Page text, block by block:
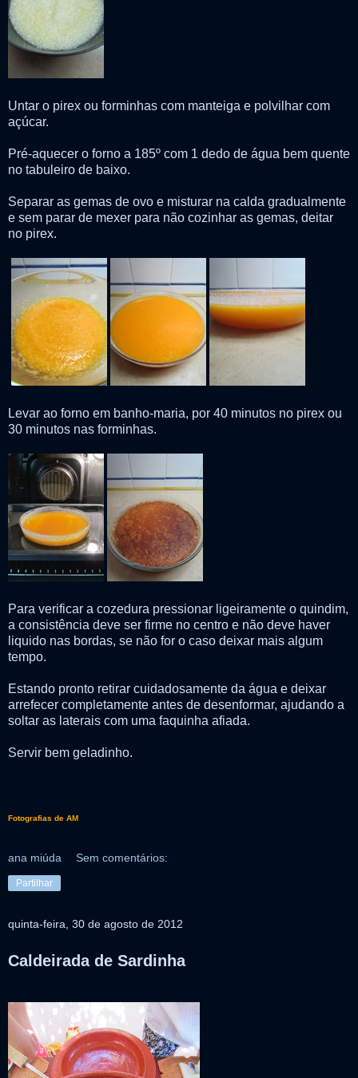
Untar o pirex ou forminhas com manteiga e polvilhar com
açúcar.
Pré-aquecer o forno a 185º com 1 dedo de água bem quente
no tabuleiro de baixo.
Separar as gemas de ovo e misturar na calda gradualmente
e sem parar de mexer para não cozinhar as gemas, deitar
no pirex.
Levar ao forno em banho-maria, por 40 minutos no pirex ou
30 minutos nas forminhas.
Para verificar a cozedura pressionar ligeiramente o quindim,
a consistência deve ser firme no centro e não deve haver
liquido nas bordas, se não for o caso deixar mais algum
tempo.
Estando pronto retirar cuidadosamente da água e deixar
arrefecer completamente antes de desenformar, ajudando a
soltar as laterais com uma faquinha afiada.
Servir bem geladinho.
Fotografias de AM
ana miúda Sem comentários:
Partilhar
quinta-feira, 30 de agosto de 2012
Caldeirada de Sardinha